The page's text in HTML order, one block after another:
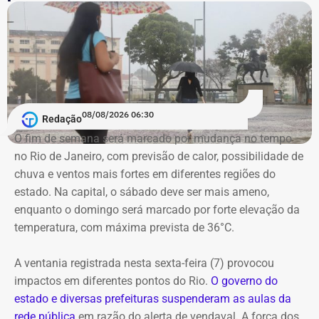
dia de 2017, o novo prefeito exonerou, de uma só tacada,
todos os nomeados por Paes. Inclusive ele.
Mas, ao que tudo indica, o hoje candidato do Novo
gostou da experiência. Em 21 de fevereiro, ele foi de novo
nomeado na prefeitura, dessa vez, na Secretaria
Municipal de Assistência Social e Direitos Humanos.
E com data retroativa: valendo a partir de 1º de janeiro.
Redação08/08/2026 06:30
O fim de semana será marcado por mudança no tempo
no Rio de Janeiro, com previsão de calor, possibilidade de
chuva e ventos mais fortes em diferentes regiões do
estado. Na capital, o sábado deve ser mais ameno,
enquanto o domingo será marcado por forte elevação da
temperatura, com máxima prevista de 36°C.
A ventania registrada nesta sexta-feira (7) provocou
impactos em diferentes pontos do Rio. O governo do
estado e diversas prefeituras suspenderam as aulas da